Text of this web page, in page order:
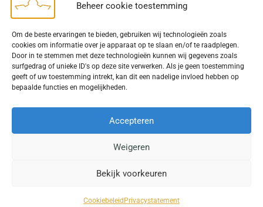
Beheer cookie toestemming
Om de beste ervaringen te bieden, gebruiken wij technologieën zoals
cookies om informatie over je apparaat op te slaan en/of te raadplegen.
Door in te stemmen met deze technologieën kunnen wij gegevens zoals
surfgedrag of unieke ID's op deze site verwerken. Als je geen toestemming
geeft of uw toestemming intrekt, kan dit een nadelige invloed hebben op
bepaalde functies en mogelijkheden.
Accepteren
Weigeren
Bekijk voorkeuren
Cookiebeleid Privacystatement
Bij het uitdragen van de doelstelling van de Geschiedkundige
Kring wordt gebruik gemaakt van rechtenvrije informatie en data
waarvoor toestemming is verleend. Indien u op deze site een
publicatie van tekst of beeld aantreft die hier niet aan voldoet,